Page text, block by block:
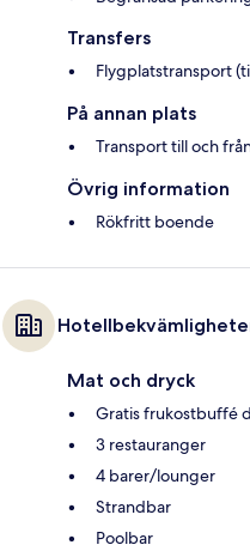
Transfers
Flygplatstransport
På annan plats
Transport till och
Övrig information
Rökfritt boende
Mat och dryck
Gratis frukostbuffé
3 restauranger
4 barer/lounger
Strandbar
Poolbar